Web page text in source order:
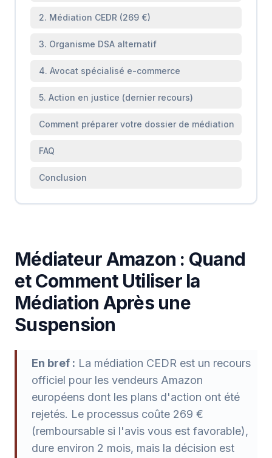
2. Médiation CEDR (269 €)
3. Organisme DSA alternatif
4. Avocat spécialisé e-commerce
5. Action en justice (dernier recours)
Comment préparer votre dossier de médiation
FAQ
Conclusion
Médiateur Amazon : Quand
et Comment Utiliser la
Médiation Après une
Suspension
En bref : La médiation CEDR est un recours
officiel pour les vendeurs Amazon
européens dont les plans d'action ont été
rejetés. Le processus coûte 269 €
(remboursable si l'avis vous est favorable),
dure environ 2 mois, mais la décision est